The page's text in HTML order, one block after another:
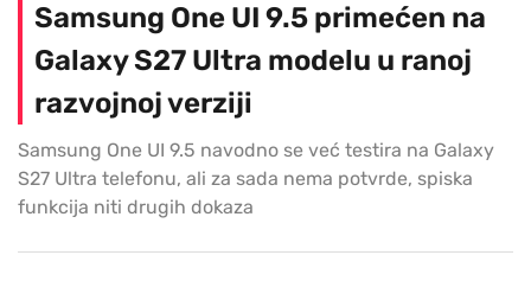
Samsung One UI 9.5 primećen na
Galaxy S27 Ultra modelu u ranoj
razvojnoj verziji
Samsung One UI 9.5 navodno se već testira na Galaxy
S27 Ultra telefonu, ali za sada nema potvrde, spiska
funkcija niti drugih dokaza